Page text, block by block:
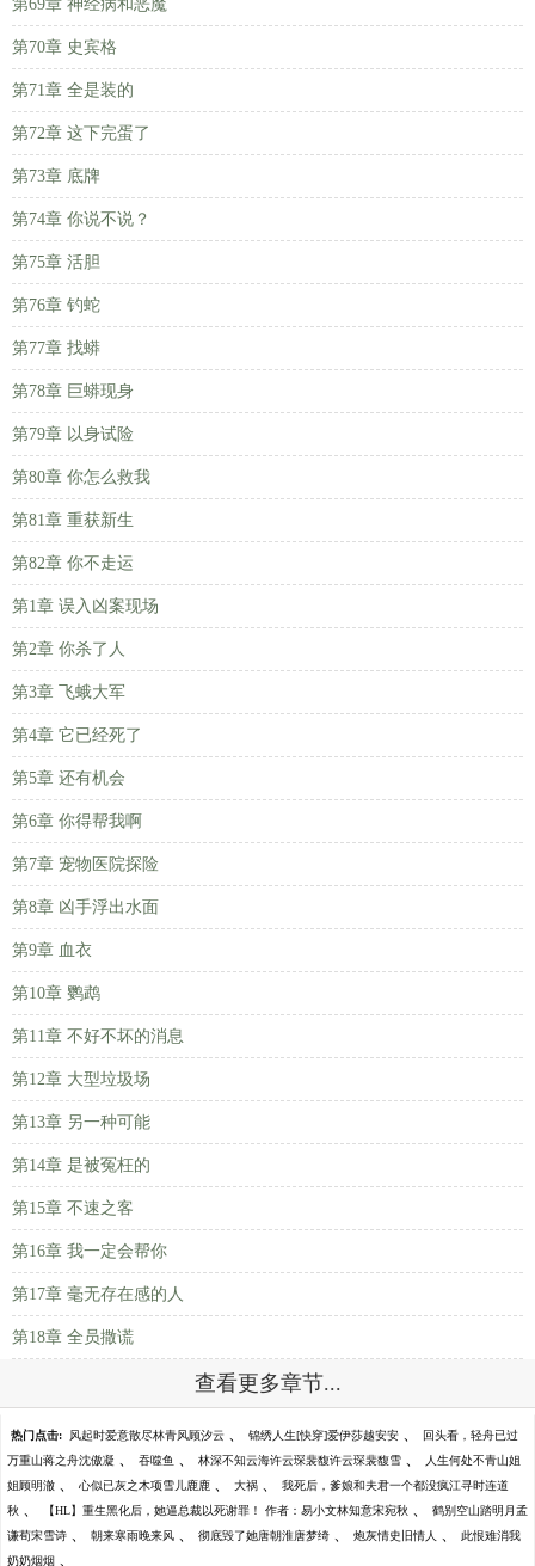
第69章 神经病和恶魔
第70章 史宾格
第71章 全是装的
第72章 这下完蛋了
第73章 底牌
第74章 你说不说？
第75章 活胆
第76章 钓蛇
第77章 找蟒
第78章 巨蟒现身
第79章 以身试险
第80章 你怎么救我
第81章 重获新生
第82章 你不走运
第1章 误入凶案现场
第2章 你杀了人
第3章 飞蛾大军
第4章 它已经死了
第5章 还有机会
第6章 你得帮我啊
第7章 宠物医院探险
第8章 凶手浮出水面
第9章 血衣
第10章 鹦鹉
第11章 不好不坏的消息
第12章 大型垃圾场
第13章 另一种可能
第14章 是被冤枉的
第15章 不速之客
第16章 我一定会帮你
第17章 毫无存在感的人
第18章 全员撒谎
查看更多章节...
热门点击: 风起时爱意散尽林青风顾汐云 、 锦绣人生[快穿]爱伊莎越安安 、 回头看，轻舟已过
万重山蒋之舟沈傲凝 、 吞噬鱼 、 林深不知云海许云琛裴馥许云琛裴馥雪 、 人生何处不青山姐
姐顾明澈 、 心似已灰之木项雪儿鹿鹿 、 大祸 、 我死后，爹娘和夫君一个都没疯江寻时连道
秋 、 【HL】重生黑化后，她逼总裁以死谢罪！ 作者：易小文林知意宋宛秋 、 鹤别空山踏明月孟
谦荀宋雪诗 、 朝来寒雨晚来风 、 彻底毁了她唐朝淮唐梦绮 、 炮灰情史旧情人 、 此恨难消我
奶奶烟烟 、